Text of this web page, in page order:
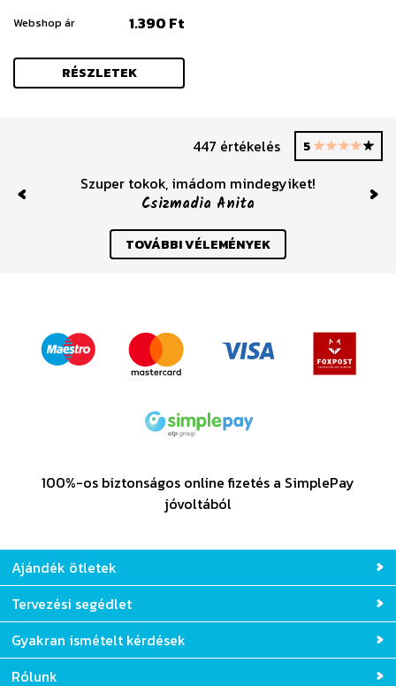
Webshop ár 1.390 Ft
RÉSZLETEK
447 értékelés 5
Szuper tokok, imádom mindegyiket!
Csizmadia Anita
100%-os biztonságos online fizetés a SimplePay
Ajándék ötletek
Tervezési segédlet
Gyakran ismételt kérdések